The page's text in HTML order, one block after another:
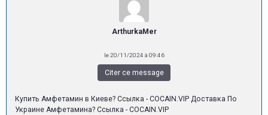
ArthurkaMer
le 20/11/2024 à 09:46
Citer ce message
Купить Амфетамин в Киеве? Ссылка - COCAIN.VIP Доставка По
Украине Амфетамина? Ссылка - COCAIN.VIP